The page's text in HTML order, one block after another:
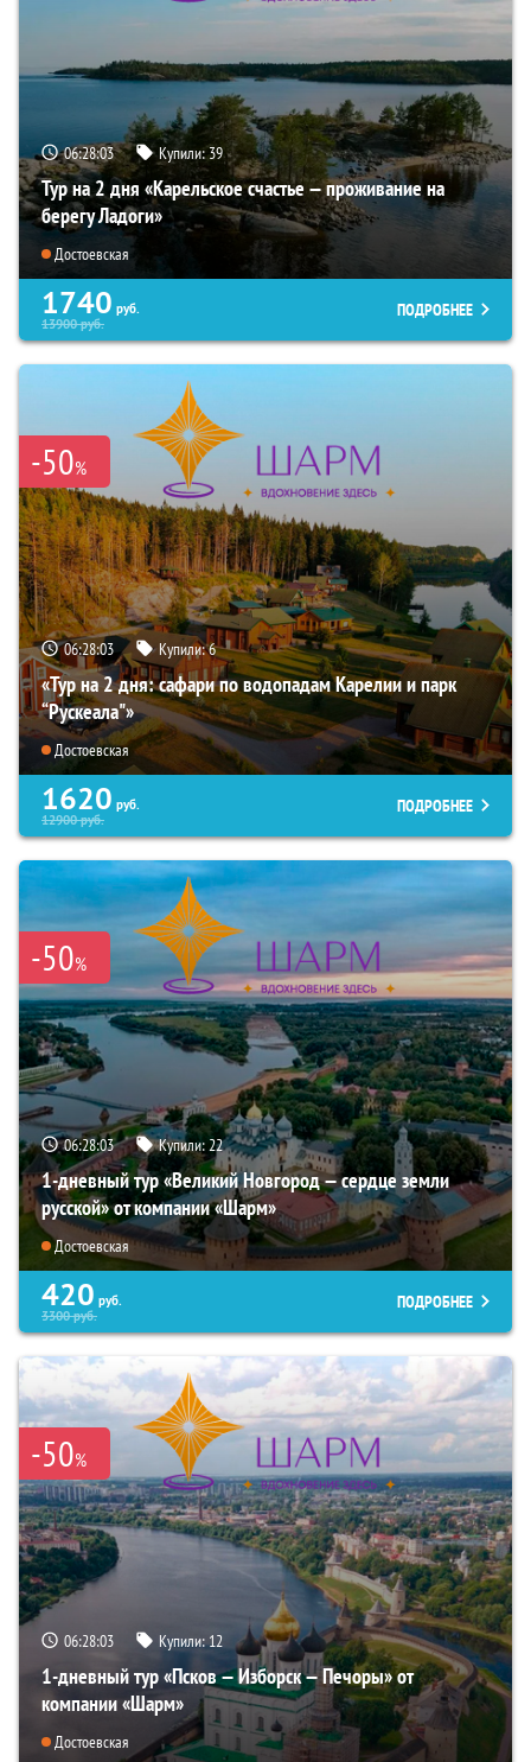
06:28:02 Купили:39
Тур на 2 дня «Карельское счастье — проживание на
берегу Ладоги»
Достоевская
1740 руб.
13900руб.
ПОДРОБНЕЕ
-50%
06:28:02 Купили:6
«Тур на 2 дня: сафари по водопадам Карелии и парк
“Рускеала"»
Достоевская
1620 руб.
12900руб.
ПОДРОБНЕЕ
-50%
06:28:02 Купили:22
1-дневный тур «Великий Новгород — сердце земли
русской» от компании «Шарм»
Достоевская
420 руб.
3300руб.
ПОДРОБНЕЕ
-50%
06:28:02 Купили:12
1-дневный тур «Псков — Изборск — Печоры» от
компании «Шарм»
Достоевская